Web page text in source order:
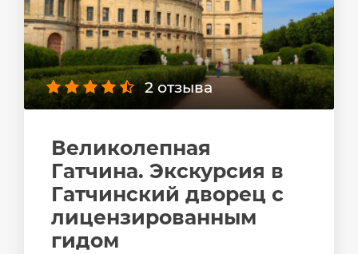
2 отзыва
Великолепная
Гатчина. Экскурсия в
Гатчинский дворец с
лицензированным
гидом